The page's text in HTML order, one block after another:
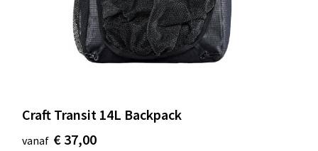
Craft Transit 14L Backpack
vanaf € 37,00